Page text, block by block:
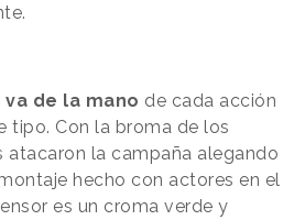
de la mano de cada acción
tipo. Con la broma de los
atacaron la campaña alegando
hecho con actores en el
es un croma verde y